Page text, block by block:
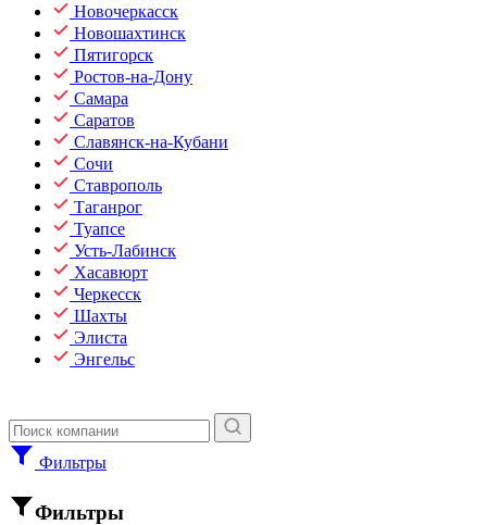
Новочеркасск
Новошахтинск
Пятигорск
Ростов-на-Дону
Самара
Саратов
Славянск-на-Кубани
Сочи
Ставрополь
Таганрог
Туапсе
Усть-Лабинск
Хасавюрт
Черкесск
Шахты
Элиста
Энгельс
Фильтры
Фильтры